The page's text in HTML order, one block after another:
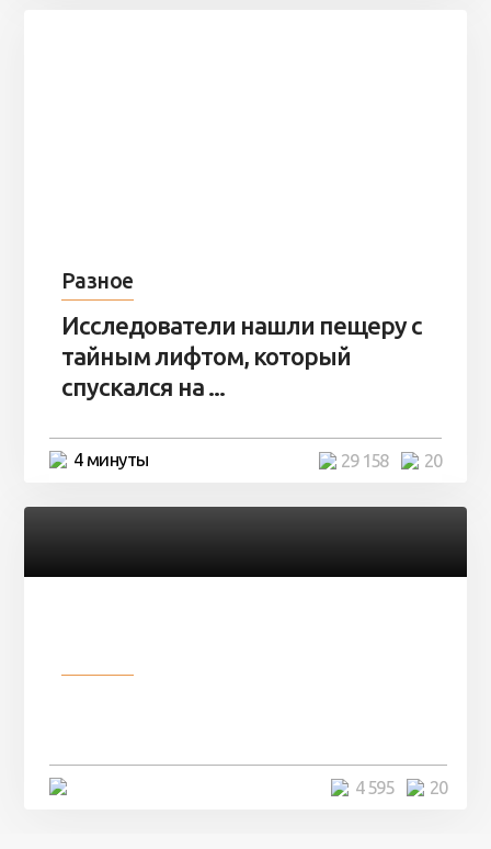
Разное
Исследователи нашли пещеру с
тайным лифтом, который
спускался на ...
4 минуты 20
29 158
20
4 595